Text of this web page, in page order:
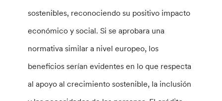
sostenibles, reconociendo su positivo impacto
económico y social. Si se aprobara una
normativa similar a nivel europeo, los
beneficios serían evidentes en lo que respecta
al apoyo al crecimiento sostenible, la inclusión